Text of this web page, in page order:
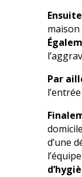
Ensuite
Par
d’une